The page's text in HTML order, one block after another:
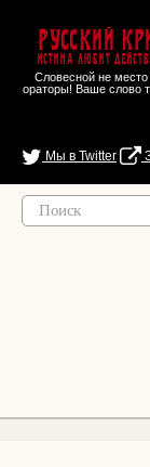
Русский
Истина любит
Словесной не
ораторы! Ваше слово
Мы в Twitter